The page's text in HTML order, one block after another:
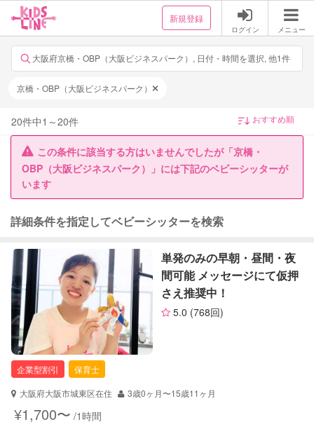
新規登録
ログイン メニュー
大阪府京橋・OBP（大阪ビジネスパーク）, 日付・時間を選択, 他1件
京橋・OBP（大阪ビジネスパーク）
20件中1 ～20件
この条件に該当する方はいませんでしたが「京橋・
OBP（大阪ビジネスパーク）」には下記のベビーシッターが
います
詳細条件を指定してベビーシッターを検索
単発のみの早朝・昼間・夜
間可能 メッセージにて仮押
さえ推奨中！
5.0 (768回)
企業型割引
保育士
大阪府大阪市城東区在住
3歳0ヶ月〜15歳11ヶ月
¥1,700〜 /1時間